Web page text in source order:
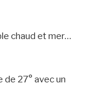
chaud et mer…
27° avec un